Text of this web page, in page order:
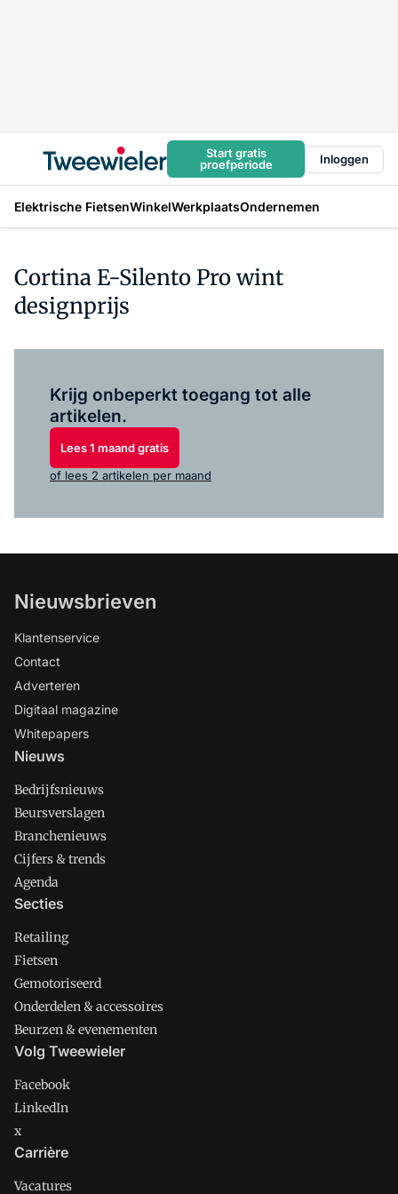
Start gratis
proefperiode
Inloggen
Elektrische FietsenWinkelWerkplaatsOndernemen
Cortina E-Silento Pro wint
designprijs
Krijg onbeperkt toegang tot alle
artikelen.
Lees 1 maand gratis
of lees 2 artikelen per maand
Nieuwsbrieven
Klantenservice
Contact
Adverteren
Digitaal magazine
Whitepapers
Nieuws
Bedrijfsnieuws
Beursverslagen
Branchenieuws
Cijfers & trends
Agenda
Secties
Retailing
Fietsen
Gemotoriseerd
Onderdelen & accessoires
Beurzen & evenementen
Volg Tweewieler
Facebook
LinkedIn
x
Carrière
Vacatures